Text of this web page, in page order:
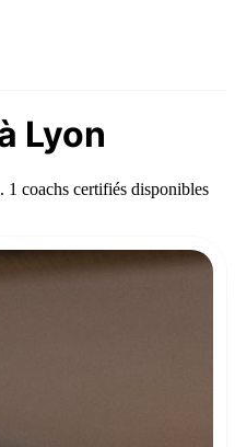
Lyon
coachs certifiés disponibles